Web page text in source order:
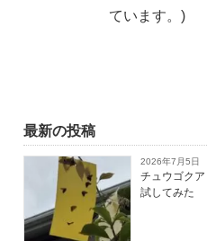
ています。)
最新の投稿
2026年7月5日
チュウゴク
試してみた